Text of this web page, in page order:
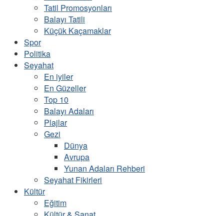
Tatil Promosyonları
Balayı Tatili
Küçük Kaçamaklar
Spor
Politika
Seyahat
En iyiler
En Güzeller
Top 10
Balayı Adaları
Plajlar
Gezi
Dünya
Avrupa
Yunan Adaları Rehberi
Seyahat Fikirleri
Kültür
Eğitim